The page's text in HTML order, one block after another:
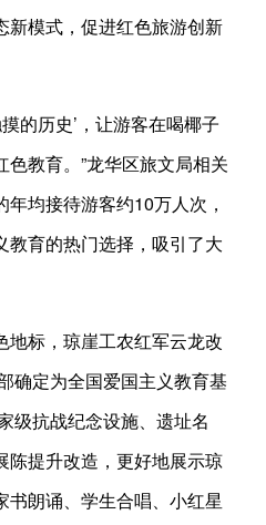
新模式，促进红色旅游创新
的历史’，让游客在喝椰子
教育。”龙华区旅文局相关
均接待游客约10万人次，
教育的热门选择，吸引了大
地标，琼崖工农红军云龙改
确定为全国爱国主义教育基
级抗战纪念设施、遗址名
陈提升改造，更好地展示琼
书朗诵、学生合唱、小红星